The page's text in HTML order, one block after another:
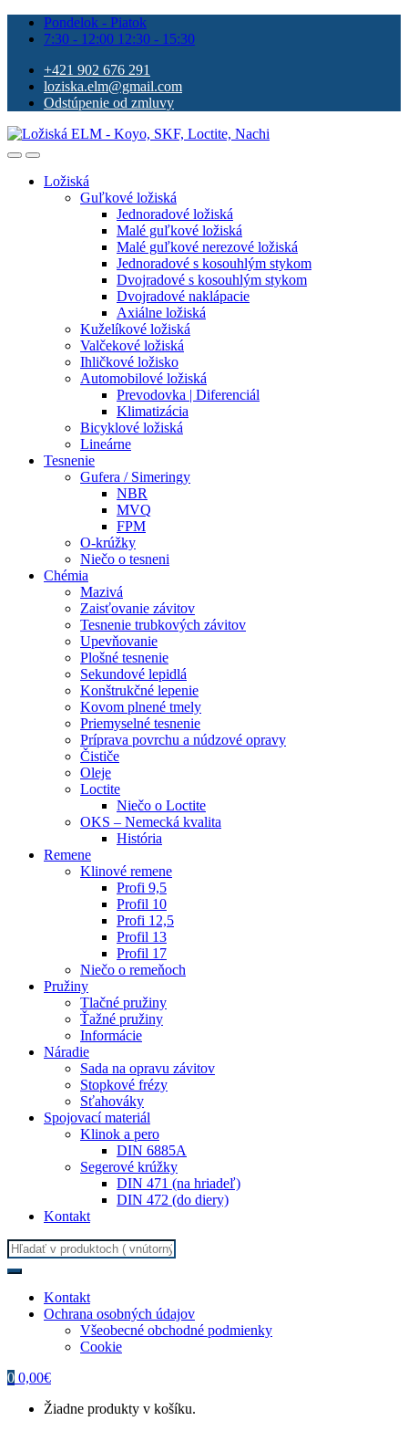
Pondelok - Piatok
7:30 - 12:00 12:30 - 15:30
+421 902 676 291
loziska.elm@gmail.com
Odstúpenie od zmluvy
Ložiská
Guľkové ložiská
Jednoradové ložiská
Malé guľkové ložiská
Malé guľkové nerezové ložiská
Jednoradové s kosouhlým stykom
Dvojradové s kosouhlým stykom
Dvojradové naklápacie
Axiálne ložiská
Kuželíkové ložiská
Valčekové ložiská
Ihličkové ložisko
Automobilové ložiská
Prevodovka | Diferenciál
Klimatizácia
Bicyklové ložiská
Lineárne
Tesnenie
Gufera / Simeringy
NBR
MVQ
FPM
O-krúžky
Niečo o tesneni
Chémia
Mazivá
Zaisťovanie závitov
Tesnenie trubkových závitov
Upevňovanie
Plošné tesnenie
Sekundové lepidlá
Konštrukčné lepenie
Kovom plnené tmely
Priemyselné tesnenie
Príprava povrchu a núdzové opravy
Čističe
Oleje
Loctite
Niečo o Loctite
OKS – Nemecká kvalita
História
Remene
Klinové remene
Profi 9,5
Profil 10
Profi 12,5
Profil 13
Profil 17
Niečo o remeňoch
Pružiny
Tlačné pružiny
Ťažné pružiny
Informácie
Náradie
Sada na opravu závitov
Stopkové frézy
Sťahováky
Spojovací materiál
Klinok a pero
DIN 6885A
Segerové krúžky
DIN 471 (na hriadeľ)
DIN 472 (do diery)
Kontakt
Search
for:
Kontakt
Ochrana osobných údajov
Všeobecné obchodné podmienky
Cookie
0 0,00€
Žiadne produkty v košíku.